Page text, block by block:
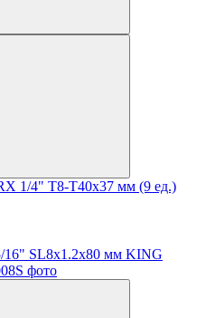
1/4" T8-T40х37 мм (9 ед.)